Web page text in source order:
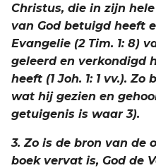
Christus, die in zijn
van God betuigd heeft
Evangelie (2 Tim. 1: 8)
geleerd en verkondigd
heeft (1 Joh. 1: 1 vv.).
wat hij gezien en
getuigenis is waar 3).
3. Zo is de bron van de
boek vervat is, God de